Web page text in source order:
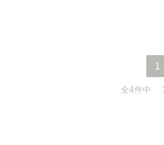
1
全4件中